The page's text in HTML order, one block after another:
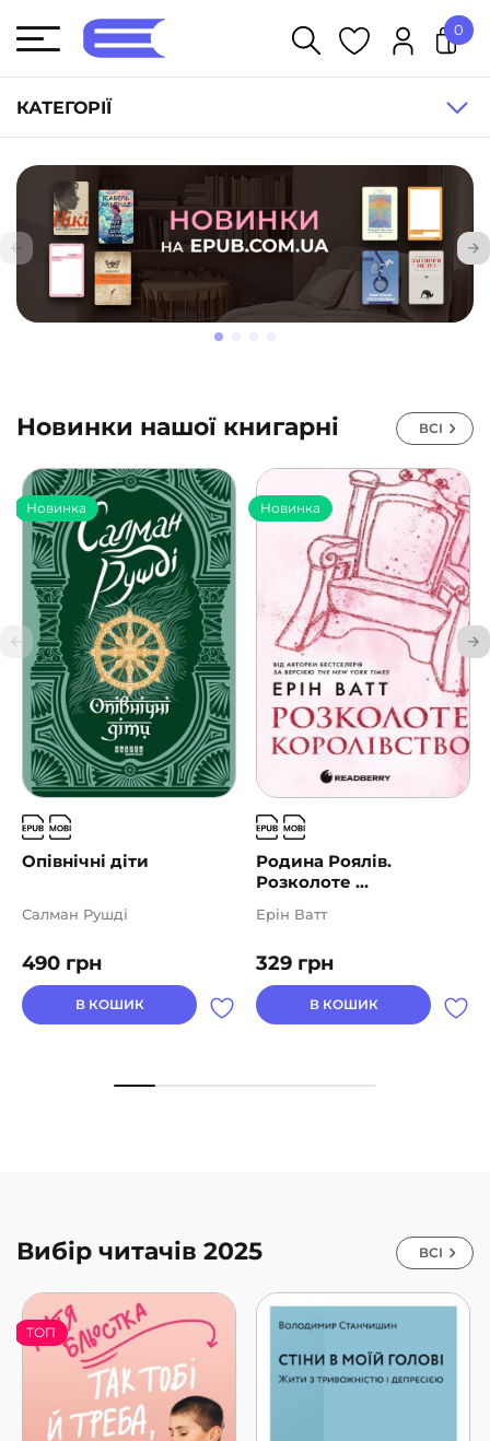
КАТЕГОРІЇ
Художня література (1854)
Книги для дітей (835)
Книги для підлітків (240)
Науково-популярна література (1015)
Навчальна література та посібники (527)
0
Новинки нашої книгарні ВСІ
Опівнічні діти
Новинка
490 грн
Салман Рушді
В КОШИК
Родина Роялів.
Розколоте ...
Новинка
329 грн
Ерін Ватт
В КОШИК
Вибір читачів 2025 ВСІ
ТОП